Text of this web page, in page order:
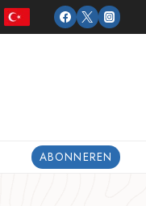
ABONNEREN